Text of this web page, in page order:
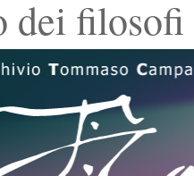
dei filosofi